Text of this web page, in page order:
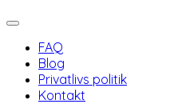
FAQ
Blog
Privatlivs politik
Kontakt